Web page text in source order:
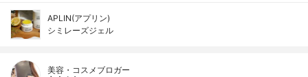
APLIN(アプリン)
シミレーズジェル
美容・コスメブロガー